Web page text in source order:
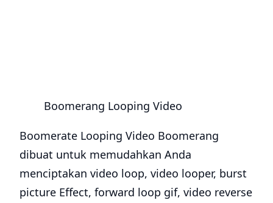
Boomerang Looping Video
Boomerate Looping Video Boomerang
dibuat untuk memudahkan Anda
menciptakan video loop, video looper, burst
picture Effect, forward loop gif, video reverse